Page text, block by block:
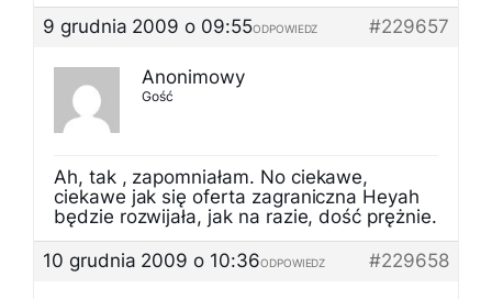
9 grudnia 2009 o 09:55
#229657
ODPOWIEDZ
Anonimowy
Gość
Ah, tak , zapomniałam. No ciekawe,
ciekawe jak się oferta zagraniczna Heyah
będzie rozwijała, jak na razie, dość prężnie.
10 grudnia 2009 o 10:36
#229658
ODPOWIEDZ